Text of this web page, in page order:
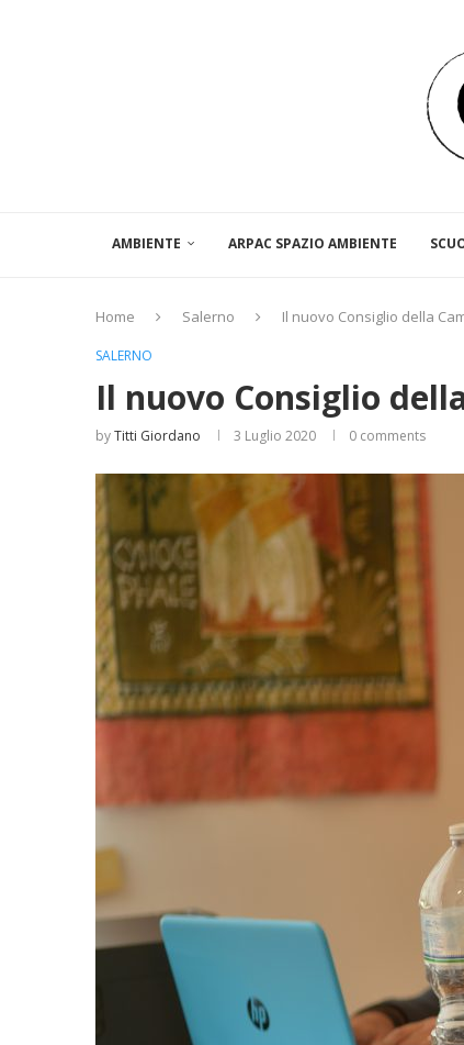
AMBIENTE ARPAC SPAZIO AMBIENTE
Home Salerno Il nuovo Consiglio della
SALERNO
Il nuovo Consiglio
byTitti Giordano 3 Luglio 2020 0 comments